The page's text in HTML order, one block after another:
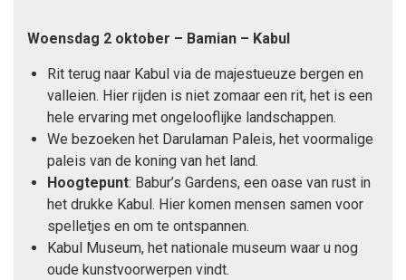
Woensdag 2 oktober – Bamian – Kabul
Rit terug naar Kabul via de majestueuze bergen en
valleien. Hier rijden is niet zomaar een rit, het is een
hele ervaring met ongelooflijke landschappen.
We bezoeken het Darulaman Paleis, het voormalige
paleis van de koning van het land.
Hoogtepunt: Babur’s Gardens, een oase van rust in
het drukke Kabul. Hier komen mensen samen voor
spelletjes en om te ontspannen.
Kabul Museum, het nationale museum waar u nog
oude kunstvoorwerpen vindt.